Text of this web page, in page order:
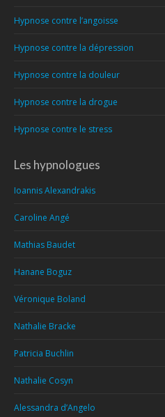
Hypnose contre l’angoisse
Hypnose contre la dépression
Hypnose contre la douleur
Hypnose contre la drogue
Hypnose contre le stress
Les hypnologues
Ioannis Alexandrakis
Caroline Angé
Mathias Baudet
Hanane Boguz
Véronique Boland
Nathalie Bracke
Patricia Buchlin
Nathalie Cosyn
Alessandra d’Angelo